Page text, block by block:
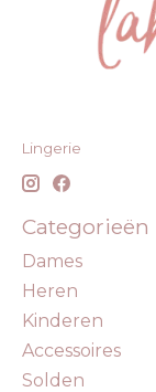
Lingerie
Categorieën
Dames
Heren
Kinderen
Accessoires
Solden